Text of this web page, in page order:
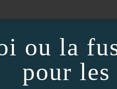
ou la
pour les